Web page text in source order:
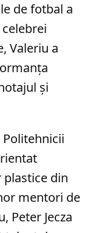
de fotbal a
Valeriu a
și
din
mentori de
Peter Jecza